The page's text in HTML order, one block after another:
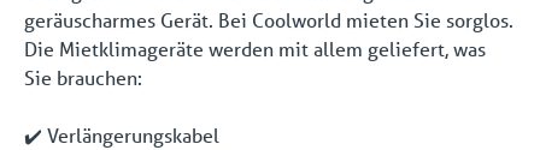
geräuscharmes Gerät. Bei Coolworld mieten Sie sorglos.
Die Mietklimageräte werden mit allem geliefert, was
Sie brauchen:
✔️ Verlängerungskabel